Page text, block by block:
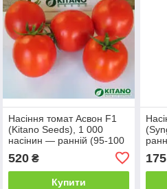
Насіння томат Асвон F1
(Kitano Seeds), 1 000
насінин — ранній (95-100
високопродуктивний
520₴
Купити
175